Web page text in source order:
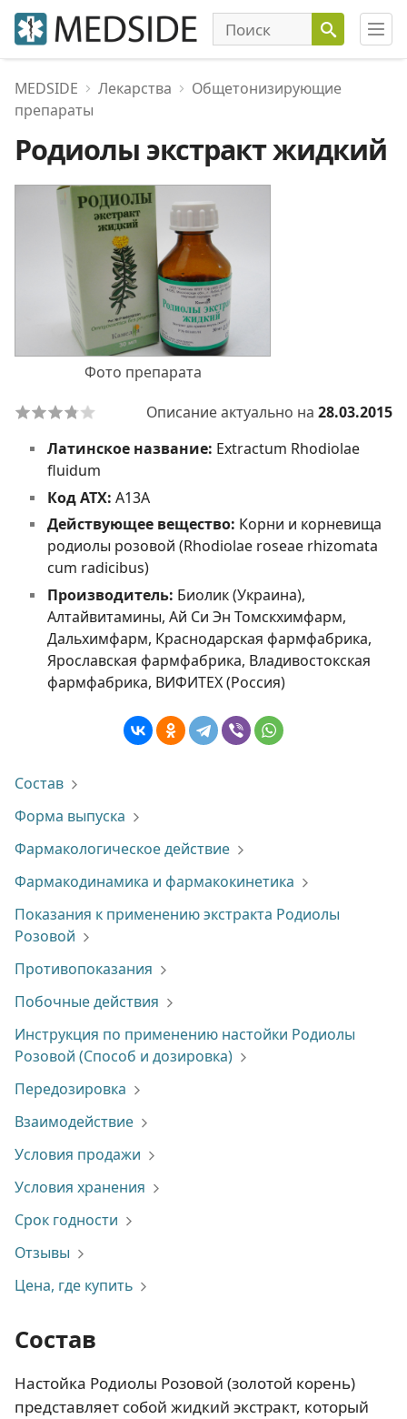
MEDSIDE Лекарства
Общетонизирующие
препараты
Родиолы экстракт жидкий
Фото препарата
Описание актуально на 28.03.2015
Латинское название: Extractum Rhodiolae
fluidum
Код АТХ: A13A
Действующее вещество: Корни и корневища
родиолы розовой (Rhodiolae roseae rhizomata
cum radicibus)
Производитель: Биолик (Украина),
Алтайвитамины, Ай Си Эн Томскхимфарм,
Дальхимфарм, Краснодарская фармфабрика,
Ярославская фармфабрика, Владивостокская
фармфабрика, ВИФИТЕХ (Россия)
Состав
Форма выпуска
Фармакологическое действие
Фармакодинамика и фармакокинетика
Показания к применению экстракта Родиолы
Розовой
Противопоказания
Побочные действия
Инструкция по применению настойки Родиолы
Розовой (Способ и дозировка)
Передозировка
Взаимодействие
Условия продажи
Условия хранения
Срок годности
Отзывы
Цена, где купить
Состав
Настойка Родиолы Розовой (золотой корень)
представляет собой жидкий экстракт, который